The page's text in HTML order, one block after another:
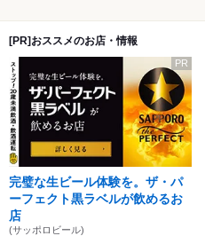
[PR]おススメのお店・情報
PR
完璧な生ビール体験を。ザ・パ
ーフェクト黒ラベルが飲めるお
店
(サッポロビール)